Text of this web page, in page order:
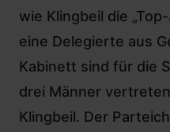
wie Klingbeil die
eine Delegierte aus
Kabinett sind für die
drei Männer
Klingbeil. Der